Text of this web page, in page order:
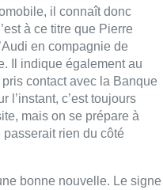
retrouver le bec dans
une désignation informelle.
Pierre Hermant se
du dossier sans en
pourrait être contestée. Et
peu probable mais
Leisterh n’arriverait
que la compétence de
souhaite travailler avec
indispensable, et